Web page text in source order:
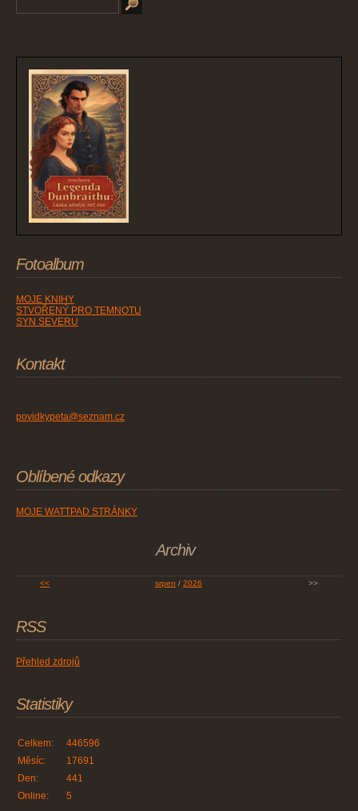
Fotoalbum
MOJE KNIHY
STVOŘENÝ PRO TEMNOTU
SYN SEVERU
Kontakt
povidkypeta@seznam.cz
Oblíbené odkazy
MOJE WATTPAD STRÁNKY
Archiv
<< srpen / 2026 >>
RSS
Přehled zdrojů
Statistiky
Online: 5
Celkem:
446596
Měsíc:
17691
Den:
441